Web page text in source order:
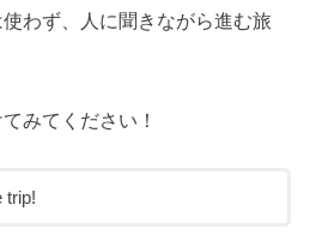
わず、人に聞きながら進む旅
みてください！
trip!